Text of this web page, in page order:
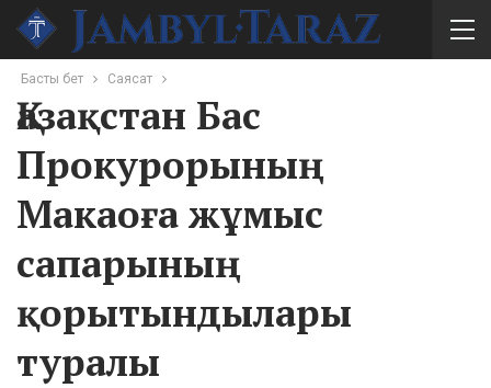
Басты бет Саясат
Қазақстан Бас
Прокурорының
Макаоға жұмыс
сапарының
қорытындылары
туралы